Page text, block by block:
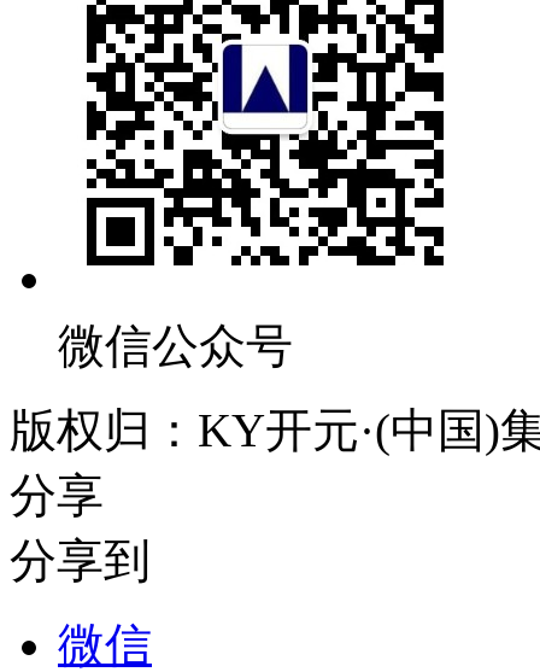
微信公众号
版权归：KY开元·(中国
分享
分享到
微信